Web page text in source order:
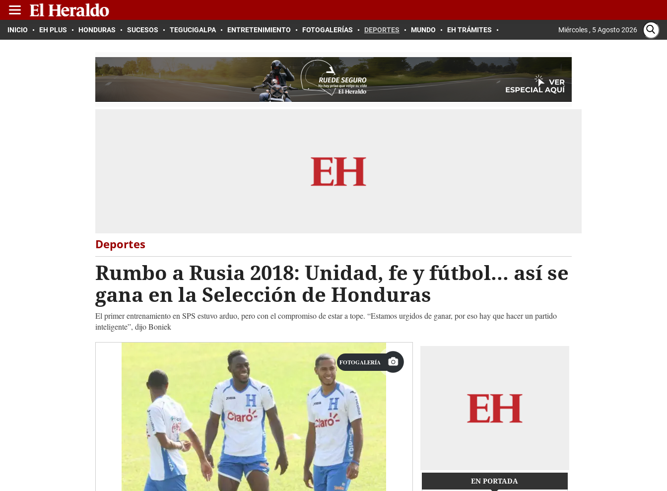
INICIO EH PLUS HONDURAS SUCESOS TEGUCIGALPA ENTRETENIMIENTO FOTOGALERÍAS DEPORTES MUNDO EH TRÁMITES Miércoles , 5 Agosto 2026
Deportes
Rumbo a Rusia 2018: Unidad, fe y fútbol... así se
gana en la Selección de Honduras
El primer entrenamiento en SPS estuvo arduo, pero con el compromiso de estar a tope. “Estamos urgidos de ganar, por eso hay que hacer un partido
inteligente”, dijo Boniek
FOTOGALERÍA
EN PORTADA